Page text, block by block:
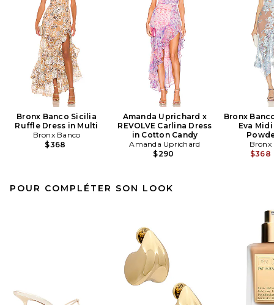
Bronx Banco Sicilia
Ruffle Dress in Multi
Bronx Banco
$368
Amanda Uprichard x
REVOLVE Carlina Dress
in Cotton Candy
Amanda Uprichard
$290
Bronx
Eva
Bronx
$368
POUR COMPLÉTER SON LOOK